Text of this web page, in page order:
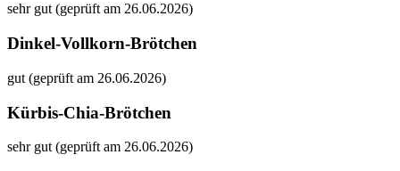
sehr gut (geprüft am 26.06.2026)
Dinkel-Vollkorn-Brötchen
gut (geprüft am 26.06.2026)
Kürbis-Chia-Brötchen
sehr gut (geprüft am 26.06.2026)